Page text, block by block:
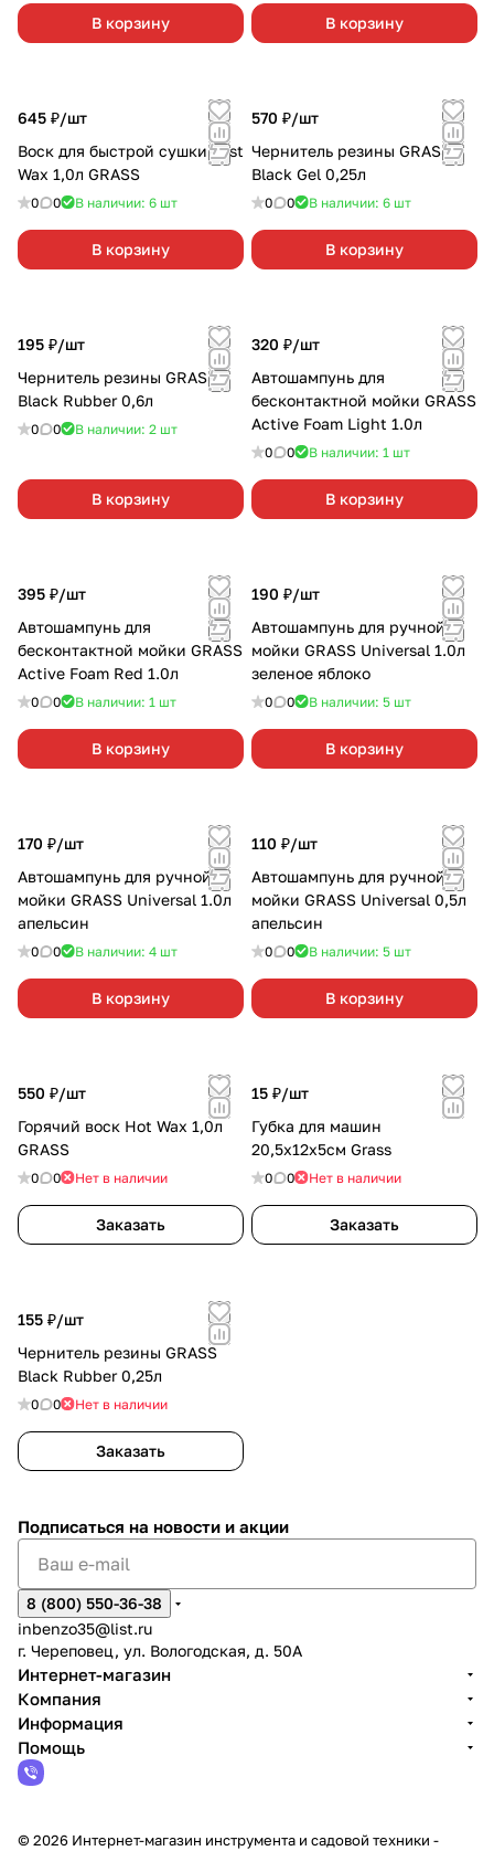
В корзину В корзину
645 ₽/шт
Воск для быстрой сушки Fast
Wax 1,0л GRASS
0 0 В наличии: 6 шт
В корзину
570 ₽/шт
Чернитель резины GRASS
Black Gel 0,25л
0 0 В наличии: 6 шт
В корзину
195 ₽/шт
Чернитель резины GRASS
Black Rubber 0,6л
0 0 В наличии: 2 шт
В корзину
320 ₽/шт
Автошампунь для
бесконтактной мойки GRASS
Active Foam Light 1.0л
0 0 В наличии: 1 шт
В корзину
395 ₽/шт
Автошампунь для
бесконтактной мойки GRASS
Active Foam Red 1.0л
0 0 В наличии: 1 шт
В корзину
190 ₽/шт
Автошампунь для ручной
мойки GRASS Universal 1.0л
зеленое яблоко
0 0 В наличии: 5 шт
В корзину
170 ₽/шт
Автошампунь для ручной
мойки GRASS Universal 1.0л
апельсин
0 0 В наличии: 4 шт
В корзину
110 ₽/шт
Автошампунь для ручной
мойки GRASS Universal 0,5л
апельсин
0 0 В наличии: 5 шт
В корзину
550 ₽/шт
Горячий воск Hot Wax 1,0л
GRASS
0 0 Нет в наличии
Заказать
15 ₽/шт
Губка для машин
20,5х12х5см Grass
0 0 Нет в наличии
Заказать
155 ₽/шт
Чернитель резины GRASS
Black Rubber 0,25л
0 0 Нет в наличии
Заказать
Подписаться на новости и акции
8 (800) 550-36-38
inbenzo35@list.ru
г. Череповец, ул. Вологодская, д. 50А
Интернет-магазин
Компания
Информация
Помощь
© 2026 Интернет-магазин инструмента и садовой техники -